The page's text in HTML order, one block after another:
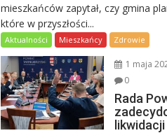
mieszkańców zapytał, czy gmina
które w przyszłości...
Aktualności Mieszkańcy Zdrowie
1 maja
0
Rada